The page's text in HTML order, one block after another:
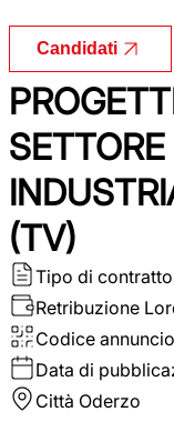
Candidati
(TV)
Tipo di contratto
Retribuzione
Codice annuncio
Data di
Città Oderzo